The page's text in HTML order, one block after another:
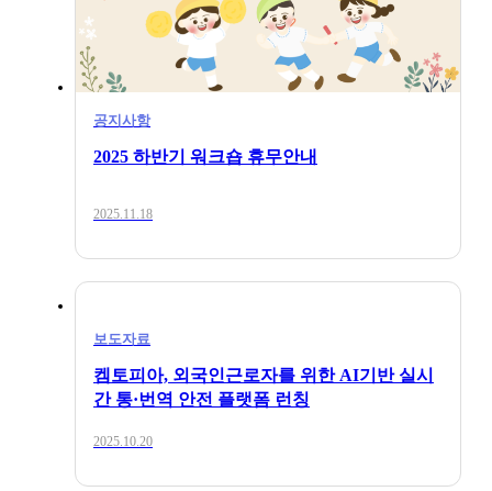
공지사항
2025 하반기 워크숍 휴무안내
2025.11.18
보도자료
켐토피아, 외국인근로자를 위한 AI기반 실시
간 통·번역 안전 플랫폼 런칭
2025.10.20